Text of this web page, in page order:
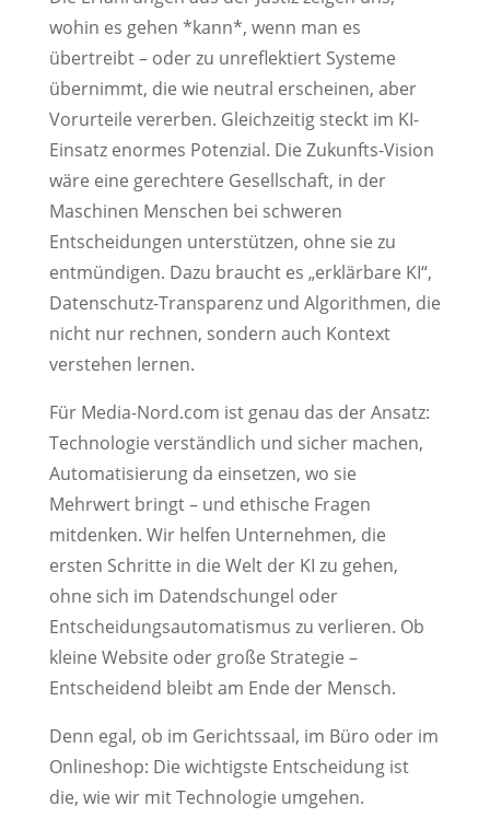
wohin es gehen *kann*, wenn man es
übertreibt – oder zu unreflektiert Systeme
übernimmt, die wie neutral erscheinen, aber
Vorurteile vererben. Gleichzeitig steckt im KI-
Einsatz enormes Potenzial. Die Zukunfts-Vision
wäre eine gerechtere Gesellschaft, in der
Maschinen Menschen bei schweren
Entscheidungen unterstützen, ohne sie zu
entmündigen. Dazu braucht es „erklärbare KI“,
Datenschutz-Transparenz und Algorithmen, die
nicht nur rechnen, sondern auch Kontext
verstehen lernen.
Für Media-Nord.com ist genau das der Ansatz:
Technologie verständlich und sicher machen,
Automatisierung da einsetzen, wo sie
Mehrwert bringt – und ethische Fragen
mitdenken. Wir helfen Unternehmen, die
ersten Schritte in die Welt der KI zu gehen,
ohne sich im Datendschungel oder
Entscheidungsautomatismus zu verlieren. Ob
kleine Website oder große Strategie –
Entscheidend bleibt am Ende der Mensch.
Denn egal, ob im Gerichtssaal, im Büro oder im
Onlineshop: Die wichtigste Entscheidung ist
die, wie wir mit Technologie umgehen.